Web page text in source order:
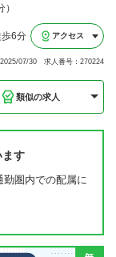
歩6分 アクセス
07/30 求人番号：270224
類似の求人
ます
勤圏内での配属に